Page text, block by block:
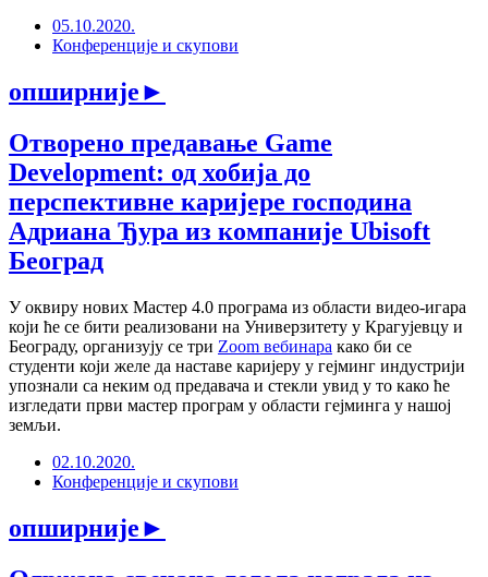
05.10.2020.
Конференције и скупови
опширније►
Отворено предавање Game
Development: од хобија до
перспективне каријере господина
Адриана Ђура из компаније Ubisoft
Београд
У оквиру нових Мастер 4.0 програма из области видео-игара
који ће се бити реализовани на Универзитету у Крагујевцу и
Београду, организују се три Zoom вебинара како би се
студенти који желе да наставе каријеру у гејминг индустрији
упознали са неким од предавача и стекли увид у то како ће
изгледати први мастер програм у области гејминга у нашој
земљи.
02.10.2020.
Конференције и скупови
опширније►